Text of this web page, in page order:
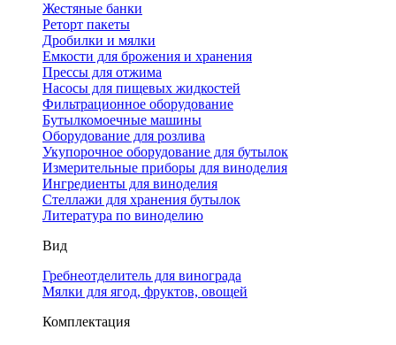
Жестяные банки
Реторт пакеты
Дробилки и мялки
Емкости для брожения и хранения
Прессы для отжима
Насосы для пищевых жидкостей
Фильтрационное оборудование
Бутылкомоечные машины
Оборудование для розлива
Укупорочное оборудование для бутылок
Измерительные приборы для виноделия
Ингредиенты для виноделия
Стеллажи для хранения бутылок
Литература по виноделию
Вид
Гребнеотделитель для винограда
Мялки для ягод, фруктов, овощей
Комплектация